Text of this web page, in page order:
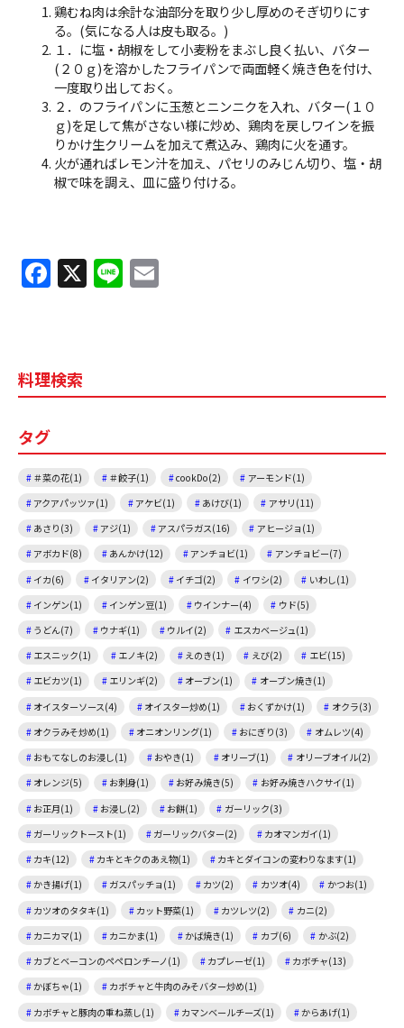
鶏むね肉は余計な油部分を取り少し厚めのそぎ切りにす
る。(気になる人は皮も取る。)
１．に塩・胡椒をして小麦粉をまぶし良く払い、バター
(２０ｇ)を溶かしたフライパンで両面軽く焼き色を付け、
一度取り出しておく。
２．のフライパンに玉葱とニンニクを入れ、バター(１０
ｇ)を足して焦がさない様に炒め、鶏肉を戻しワインを振
りかけ生クリームを加えて煮込み、鶏肉に火を通す。
火が通ればレモン汁を加え、パセリのみじん切り、塩・胡
椒で味を調え、皿に盛り付ける。
F
a
b
o
k
X Li
n
料理検索
タグ
＃菜の花(1) ＃餃子(1) cookDo(2)
アーモンド(1)
アクアパッツァ(1)
アケビ(1) あけび(1)
アサリ(11)
あさり(3)
アジ(1) アスパラガス(16)
アヒージョ(1)
アボカド(8)
あんかけ(12) アンチョビ(1)
アンチョビー(7)
イカ(6)
イタリアン(2) イチゴ(2) イワシ(2)
いわし(1)
インゲン(1)
インゲン豆(1) ウインナー(4)
ウド(5)
うどん(7)
ウナギ(1) ウルイ(2)
エスカベージュ(1)
エスニック(1)
エノキ(2) えのき(1) えび(2)
エビ(15)
エビカツ(1)
エリンギ(2) オーブン(1)
オーブン焼き(1)
オイスターソース(4)
オイスター炒め(1) おくずかけ(1)
オクラ(3)
オクラみそ炒め(1)
オニオンリング(1) おにぎり(3)
オムレツ(4)
おもてなしのお浸し(1)
おやき(1) オリーブ(1)
オリーブオイル(2)
オレンジ(5)
お刺身(1) お好み焼き(5)
お好み焼きハクサイ(1)
お正月(1)
お浸し(2) お餅(1)
ガーリック(3)
ガーリックトースト(1)
ガーリックバター(2)
カオマンガイ(1)
カキ(12)
カキとキクのあえ物(1)
カキとダイコンの変わりなます(1)
かき揚げ(1)
ガスパッチョ(1) カツ(2) カツオ(4)
かつお(1)
カツオのタタキ(1)
カット野菜(1) カツレツ(2)
カニ(2)
カニカマ(1)
カニかま(1) かば焼き(1) カブ(6)
かぶ(2)
カブとベーコンのペペロンチーノ(1)
カプレーゼ(1)
カボチャ(13)
かぼちゃ(1)
カボチャと牛肉のみそバター炒め(1)
カボチャと豚肉の重ね蒸し(1)
カマンベールチーズ(1) からあげ(1)